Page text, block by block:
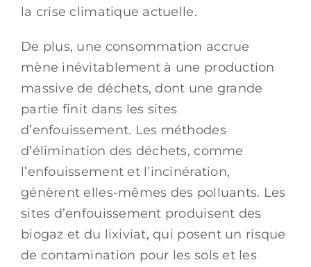
la crise climatique actuelle.
De plus, une consommation accrue
mène inévitablement à une production
massive de déchets, dont une grande
partie finit dans les sites
d’enfouissement. Les méthodes
d’élimination des déchets, comme
l’enfouissement et l’incinération,
génèrent elles-mêmes des polluants. Les
sites d’enfouissement produisent des
biogaz et du lixiviat, qui posent un risque
de contamination pour les sols et les